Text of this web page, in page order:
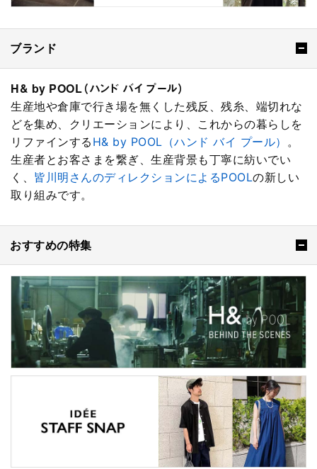
ブランド
H& by POOL（ハンド バイ プール）
生産地や倉庫で行き場を無くした残反、残糸、端切れな
どを集め、クリエーションにより、これからの暮らしを
リファインする H& by POOL（ハンド バイ プール）
。
生産者とお客さまを繋ぎ、生産背景も丁寧に紡いでい
く、 皆川明さんのディレクションによるPOOLの新しい
取り組みです。
おすすめの特集